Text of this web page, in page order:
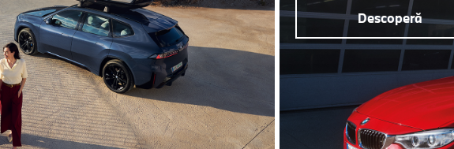
Descoperă